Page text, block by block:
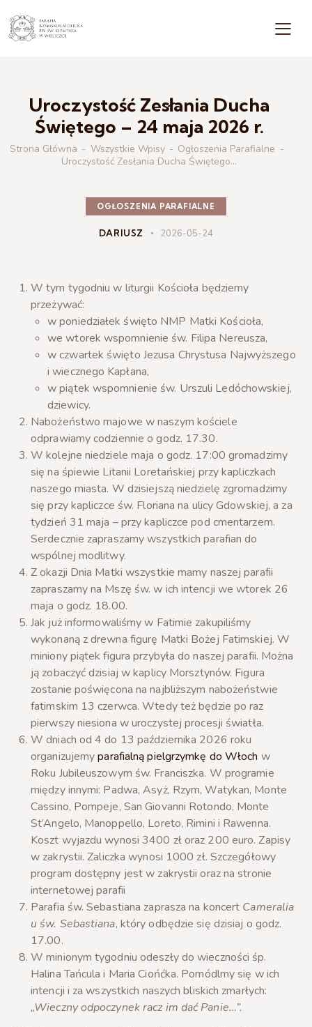
Uroczystość Zesłania Ducha
Świętego – 24 maja 2026 r.
Strona Główna Wszystkie Wpisy
Ogłoszenia Parafialne
Uroczystość Zesłania Ducha Świętego...
OGŁOSZENIA PARAFIALNE
DARIUSZ 2026-05-24
W tym tygodniu w liturgii Kościoła będziemy
przeżywać:
w poniedziałek święto NMP Matki Kościoła,
we wtorek wspomnienie św. Filipa Nereusza,
w czwartek święto Jezusa Chrystusa Najwyższego
i wiecznego Kapłana,
w piątek wspomnienie św. Urszuli Ledóchowskiej,
dziewicy.
Nabożeństwo majowe w naszym kościele
odprawiamy codziennie o godz. 17.30.
W kolejne niedziele maja o godz. 17:00 gromadzimy
się na śpiewie Litanii Loretańskiej przy kapliczkach
naszego miasta. W dzisiejszą niedzielę zgromadzimy
się przy kapliczce św. Floriana na ulicy Gdowskiej, a za
tydzień 31 maja – przy kapliczce pod cmentarzem.
Serdecznie zapraszamy wszystkich parafian do
wspólnej modlitwy.
Z okazji Dnia Matki wszystkie mamy naszej parafii
zapraszamy na Mszę św. w ich intencji we wtorek 26
maja o godz. 18.00.
Jak już informowaliśmy w Fatimie zakupiliśmy
wykonaną z drewna figurę Matki Bożej Fatimskiej. W
miniony piątek figura przybyła do naszej parafii. Można
ją zobaczyć dzisiaj w kaplicy Morsztynów. Figura
zostanie poświęcona na najbliższym nabożeństwie
fatimskim 13 czerwca. Wtedy też będzie po raz
pierwszy niesiona w uroczystej procesji światła.
W dniach od 4 do 13 października 2026 roku
organizujemyparafialną pielgrzymkę do Włoch w
Roku Jubileuszowym św. Franciszka. W programie
między innymi: Padwa, Asyż, Rzym, Watykan, Monte
Cassino, Pompeje, San Giovanni Rotondo, Monte
St’Angelo, Manoppello, Loreto, Rimini i Rawenna.
Koszt wyjazdu wynosi 3400 zł oraz 200 euro. Zapisy
w zakrystii. Zaliczka wynosi 1000 zł. Szczegółowy
program dostępny jest w zakrystii oraz na stronie
internetowej parafii
Parafia św. Sebastiana zaprasza na koncert Cameralia
u św. Sebastiana, który odbędzie się dzisiaj o godz.
17.00.
W minionym tygodniu odeszły do wieczności śp.
Halina Tańcula i Maria Ciońćka. Pomódlmy się w ich
intencji i za wszystkich naszych bliskich zmarłych:
„Wieczny odpoczynek racz im dać Panie…”.